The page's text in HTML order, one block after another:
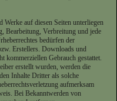
Werke auf diesen Seiten unterliegen
Bearbeitung, Verbreitung und jede
bedürfen der
Erstellers. Downloads und
kommerziellen Gebrauch gestattet.
erstellt wurden, werden die
Inhalte Dritter als solche
aufmerksam
Bei Bekanntwerden von